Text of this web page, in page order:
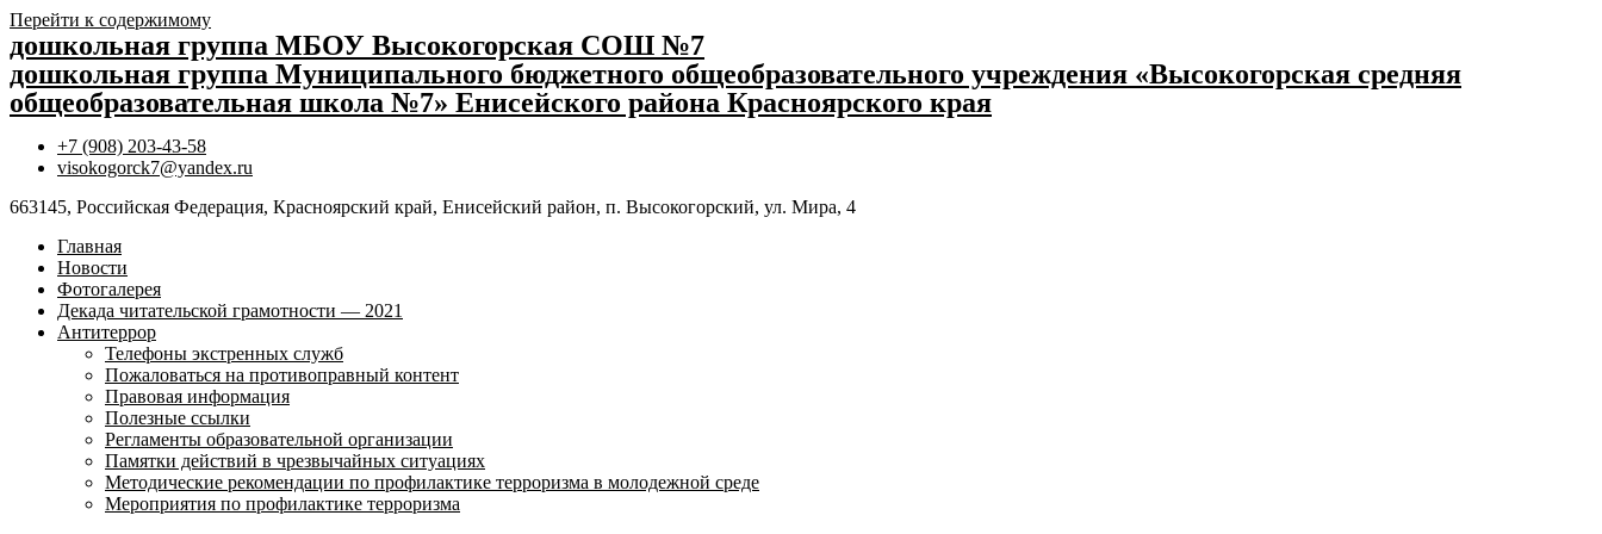
Перейти к содержимому
дошкольная группа МБОУ Высокогорская СОШ №7
дошкольная группа Муниципального бюджетного общеобразовательного учреждения «Высокогорская средняя
общеобразовательная школа №7» Енисейского района Красноярского края
+7 (908) 203-43-58
visokogorck7@yandex.ru
663145, Российская Федерация, Красноярский край, Енисейский район, п. Высокогорский, ул. Мира, 4
Главная
Новости
Фотогалерея
Декада читательской грамотности — 2021
Антитеррор
Телефоны экстренных служб
Пожаловаться на противоправный контент
Правовая информация
Полезные ссылки
Регламенты образовательной организации
Памятки действий в чрезвычайных ситуациях
Методические рекомендации по профилактике терроризма в молодежной среде
Мероприятия по профилактике терроризма